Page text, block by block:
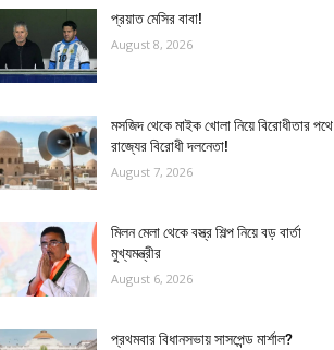
প্রয়াত মেসির বাবা!
August 8, 2026
মসজিদ থেকে মাইক খোলা নিয়ে বিরোধীতার পথে
রাজ্যের বিরোধী দলনেতা!
August 7, 2026
মিলন মেলা থেকে বস্ত্র শিল্প নিয়ে বড় বার্তা
মুখ্যমন্ত্রীর
August 6, 2026
প্রথমবার বিধানসভায় সাসপেন্ড মার্শাল?